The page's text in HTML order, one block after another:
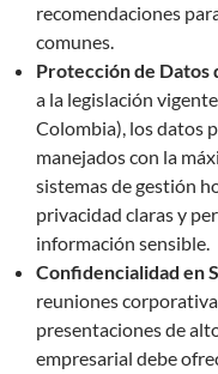
recomendaciones
comunes.
Protección de Datos
a la legislación
Colombia), los datos
manejados con la
sistemas de gestión
privacidad claras y
información sensible.
Confidencialidad en
reuniones
presentaciones de
empresarial debe